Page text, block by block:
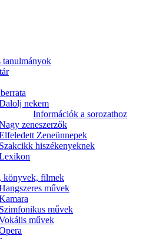
tanulmányok
nekem
Információk a sorozathoz
zeneszerzők
Zeneünnepek
Szakcikk hiszékenyeknek
könyvek, filmek
művek
Szimfonikus művek
művek